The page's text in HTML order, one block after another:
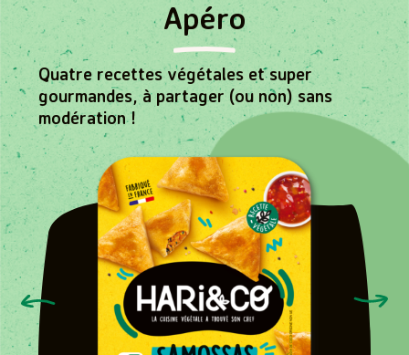
Apéro
Quatre recettes végétales et super
gourmandes, à partager (ou non) sans
modération !